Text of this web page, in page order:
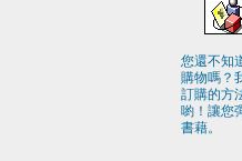
您還不知
購物嗎？
訂購的方
喲！讓您
書藉。